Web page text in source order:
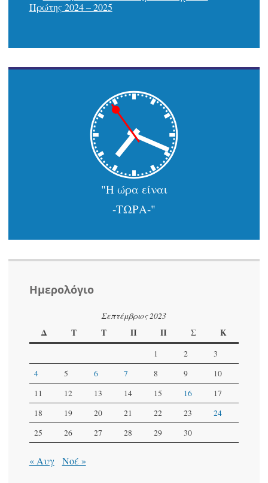
Πρώτης 2024 – 2025
"Η ώρα είναι
-ΤΩΡΑ-"
Ημερολόγιο
Σεπτέμβριος 2023
Δ Τ Τ Π Π Σ Κ
1 2
3
4
5 6 7 8 9
10
11
12 13 14 15 16
17
18
19 20 21 22 23
24
25
26 27 28 29 30
« Αυγ Νοέ »